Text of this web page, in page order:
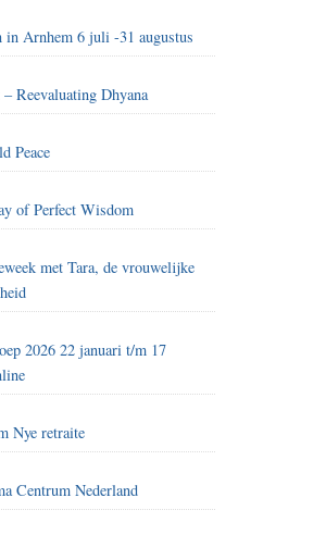
in Arnhem 6 juli -31 augustus
Reevaluating Dhyana
Peace
of Perfect Wisdom
met Tara, de vrouwelijke
2026 22 januari t/m 17
Nye retraite
Centrum Nederland